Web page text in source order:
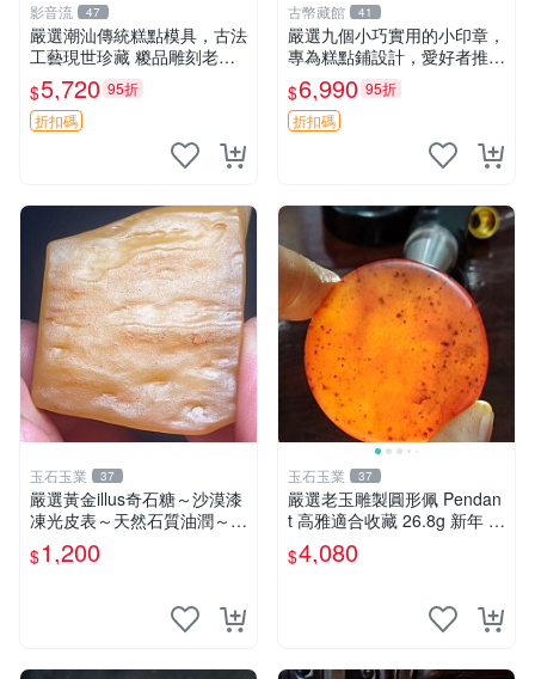
影音流 47
嚴選潮汕傳統糕點模具，古法
工藝現世珍藏 糉品雕刻老印
模 粵式粿品雕刻模具 老師傅
工藝實物嚮導版 潮州文化伴
手禮 潮汕地區專用粿品雕花
印板 古早手工技術呈
$5,720 95折
折扣碼
古幣藏館 41
嚴選九個小巧實用的小印章，
專為糕點鋪設計，愛好者推薦
收藏 印章 小工具 糕點店具
$6,990 95折
折扣碼
玉石玉業 37
嚴選黃金illus奇石糖～沙漠漆
凍光皮表～天然石質油潤～年
久包漿～光亮滑順～適合賞
玩、珍藏、陳設～到手即送～
$1,200
玉石玉業 37
嚴選老玉雕製圓形佩 Pendan
t 高雅適合收藏 26.8g 新年 老
玉、雕佩、圓形
$4,080